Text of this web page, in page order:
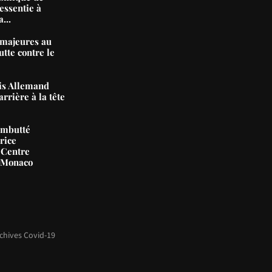
à
au
contre le
Allemand
à la tête
Covid-19